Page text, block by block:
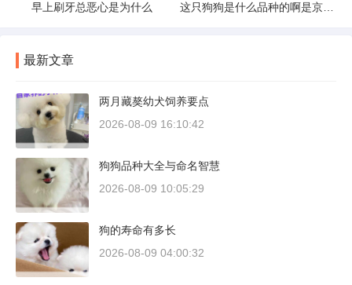
早上刷牙总恶心是为什么
最新文章
两月藏獒幼犬饲养要点
2026-08-09 16:10:42
狗狗品种大全与命名智慧
2026-08-09 10:05:29
狗的寿命有多长
2026-08-09 04:00:32